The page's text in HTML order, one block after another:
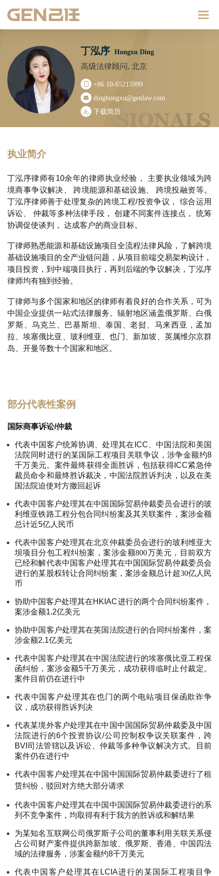
丁泓序 Hongxu Ding
高级法律顾问, 北京
+86 10-65215999
dinghongxu@genlaw.com
下载简历
执业简介
丁泓序律师有10余年的律师执业经验， 主要执业领域为跨
境商事争议解决、 跨境能源和基础设施、 跨境投融资等。
丁泓序律师善于处理复杂的跨境工程/投资争议， 综合运用
诉讼、 仲裁等多种法律手段， 创建不同案件连接点， 统筹
协调促使谈判， 达成客户的商业目标。
丁律师熟悉能源和基础设施项目全流程法律风险，了解跨境
基础设施项目的全产业链问题，从项目前端交易架构设计，
项目投资，到中端项目执行，再到后端的争议解决，丁泓序
律师均有独到经验。
丁律师与多个国家和地区的律师有着良好的合作关系，可为
中国企业提供一站式法律服务。辐射地区涵盖俄罗斯、白俄
罗斯、乌克兰、巴基斯坦、泰国、老挝、马来西亚，孟加
拉、埃塞俄比亚、玻利维亚、也门、新加坡、英属维尔京群
岛、开曼等数十个国家和地区。
部分代表性案例
国际商事诉讼/仲裁
代表中国客户统筹协调、处理其在ICC、中国法院和美国
法院同时进行的某国际工程项目关联争议，涉争金额约8
千万美元。案件最终获得全面胜诉，包括获得ICC紧急仲
裁员命令和最终胜诉裁决，中国法院胜诉判决，以及在美
国法院迫使对方撤回起诉
代表中国客户处理其在中国国际贸易仲裁委员会进行的玻
利维亚铁路工程分包合同纠纷案及其关联案件，案涉金额
总计近5亿人民币
代表中国客户处理其在北京仲裁委员会进行的玻利维亚大
坝项目分包工程纠纷案，案涉金额800万美元，目前双方
已经和解代表中国客户处理其在中国国际贸易仲裁委员会
进行的某股权转让合同纠纷案，案涉金额总计超30亿人民
币
协助中国客户处理其在HKIAC进行的两个合同纠纷案件，
案涉金额1.2亿美元
协助中国客户处理其在英国法院进行的合同纠纷案件，案
涉金额2.1亿美元
代表中国客户处理其在中国法院进行的埃塞俄比亚工程保
函纠纷，案涉金额5千万美元，成功获得临时止付裁定。
案件目前仍在进行中
代表中国客户处理其在也门的两个电站项目保函欺诈争
议，成功获得胜诉判决
代表某境外客户处理其在中国中国国际贸易仲裁委及中国
法院进行的6个投资协议/公司控制权争议关联案件，跨
BVI司法管辖以及诉讼、仲裁等多种争议解决方式。目前
案件仍在进行中
代表中国客户处理其在中国中国国际贸易仲裁委进行了租
赁纠纷，驳回对方绝大部分请求
代表中国客户处理其在中国中国国际贸易仲裁委进行的系
列不竞争案件，均取得有利于我方的胜诉或和解结果
为某知名互联网公司俄罗斯子公司的董事利用关联关系侵
占公司财产案件提供跨新加坡、俄罗斯、香港、中国四法
域的法律服务，涉案金额约8千万美元
代表中国客户处理其在LCIA进行的某国际工程项目争